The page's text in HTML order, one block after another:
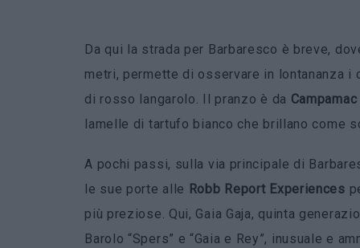
Da qui la strada per Barbaresco è breve,
metri, permette di osservare in lontananza i
di rosso langarolo. Il pranzo è da Campamac
lamelle di tartufo bianco che brillano come
A pochi passi, sulla via principale di
le sue porte alle Robb Report Experiences
più preziose. Qui, Gaia Gaja, quinta
Barolo “Spers” e “Gaia e Rey”, inusuale e